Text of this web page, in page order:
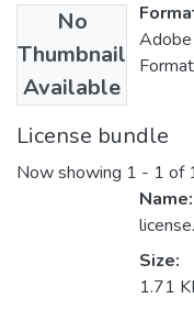
No
Thumbnail
Available
Format
License bundle
Now showing 1 - 1 of
Name:
Size:
1.71